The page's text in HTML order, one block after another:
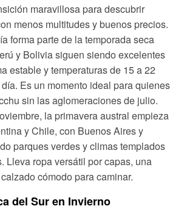
maravillosa para descubrir
menos multitudes y buenos precios.
forma parte de la temporada seca
y Bolivia siguen siendo excelentes
estable y temperaturas de 15 a 22
Es un momento ideal para quienes
sin las aglomeraciones de julio.
la primavera austral empieza
y Chile, con Buenos Aires y
parques verdes y climas templados
Lleva ropa versátil por capas, una
cómodo para caminar.
del Sur en Invierno